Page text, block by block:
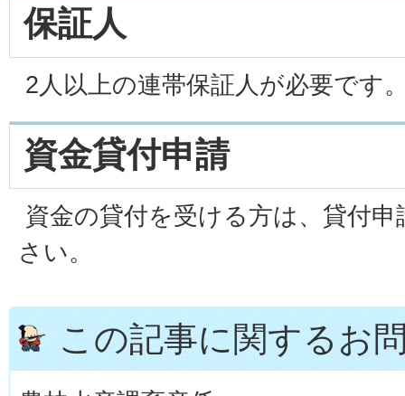
保証人
2人以上の連帯保証人が必要です
資金貸付申請
資金の貸付を受ける方は、貸付
さい。
この記事に関するお